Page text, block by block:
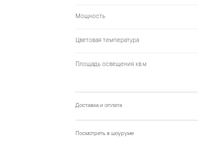
Мощность
Цветовая температура
Площадь освещения кв.м
Доставка и оплата
Посмотреть в шоуруме